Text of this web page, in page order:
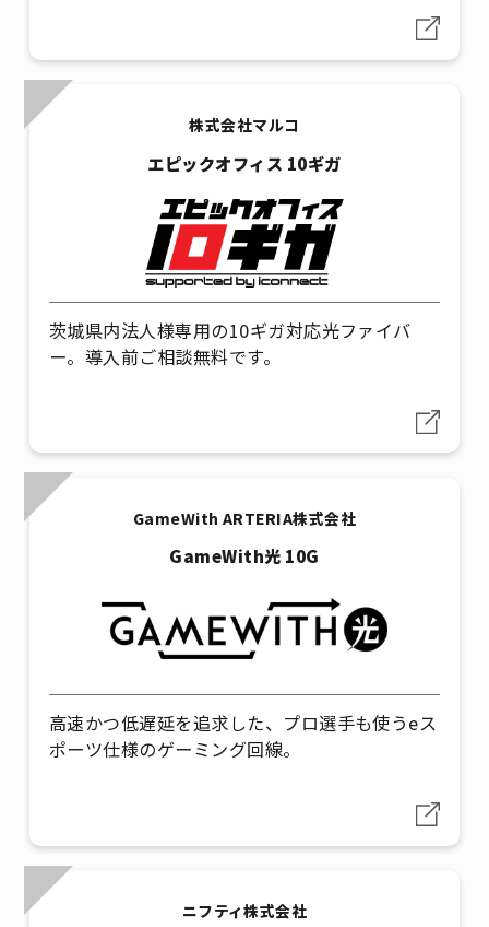
株式会社マルコ
エピックオフィス 10ギガ
茨城県内法人様専用の10ギガ対応光ファイバ
ー。導入前ご相談無料です。
GameWith ARTERIA株式会社
GameWith光 10G
高速かつ低遅延を追求した、プロ選手も使うeス
ポーツ仕様のゲーミング回線。
ニフティ株式会社